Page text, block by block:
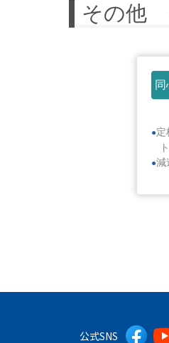
その他
同
定
減
公式SNS